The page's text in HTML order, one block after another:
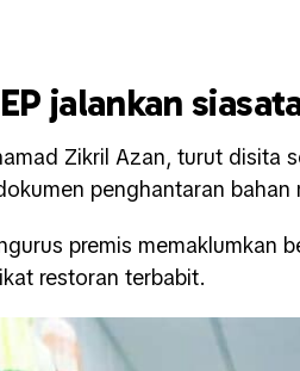
jalankan
Zikril Azan, turut disita
penghantaran bahan
premis memaklumkan
restoran terbabit.